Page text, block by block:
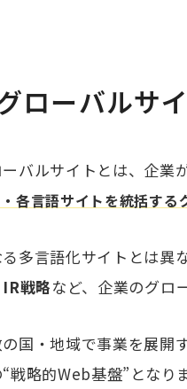
ローバルサ
バルサイトとは、企業
各言語サイトを統括す
多言語化サイトとは異
戦略など、企業のグロ
国・地域で事業を展開
戦略的Web基盤”となりま